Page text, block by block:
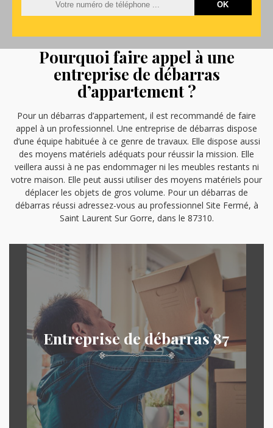
Pourquoi faire appel à une
entreprise de débarras
d’appartement ?
Pour un débarras d’appartement, il est recommandé de faire
appel à un professionnel. Une entreprise de débarras dispose
d’une équipe habituée à ce genre de travaux. Elle dispose aussi
des moyens matériels adéquats pour réussir la mission. Elle
veillera aussi à ne pas endommager ni les meubles restants ni
votre maison. Elle peut aussi utiliser des moyens matériels pour
déplacer les objets de gros volume. Pour un débarras de
débarras réussi adressez-vous au professionnel Site Fermé, à
Saint Laurent Sur Gorre, dans le 87310.
Entreprise de débarras 87